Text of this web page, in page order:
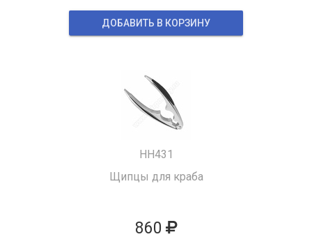
ДОБАВИТЬ В КОРЗИНУ
HH431
Щипцы для краба
860